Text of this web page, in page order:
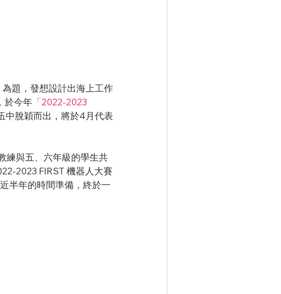
題，發想設計出海上工作
於今年 「2022-2023
中脫穎而出，將於4月代表
2023 FIRST 機器人大賽
半年的時間準備，終於一